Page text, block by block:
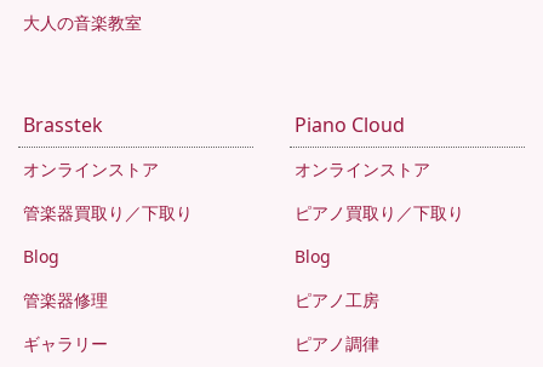
大人の音楽教室
Brasstek
オンラインストア
管楽器買取り／下取り
Blog
管楽器修理
ギャラリー
Piano Cloud
オンラインストア
ピアノ買取り／下取り
Blog
ピアノ工房
ピアノ調律